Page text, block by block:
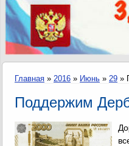
Главная » 2016 » Июнь » 29 »
Поддержим